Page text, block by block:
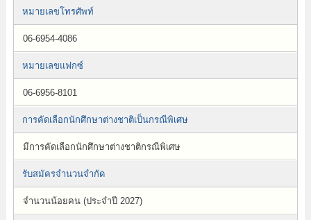
หมายเลขโทรศัพท์
06-6954-4086
หมายเลขแฟกซ์
06-6956-8101
การคัดเลือกนักศึกษาต่างชาติเป็นกรณีพิเศษ
มีการคัดเลือกนักศึกษาต่างชาติกรณีพิเศษ
รับสมัครจำนวนจำกัด
จำนวนน้อยคน (ประจำปี 2027)